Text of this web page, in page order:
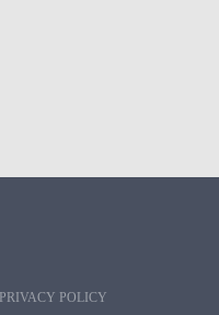
PRIVACY POLICY